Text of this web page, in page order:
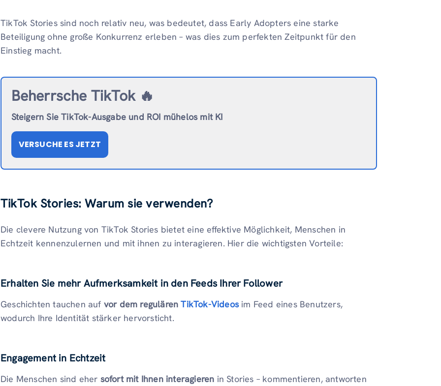
TikTok Stories sind noch relativ neu, was bedeutet, dass Early Adopters eine starke
Beteiligung ohne große Konkurrenz erleben – was dies zum perfekten Zeitpunkt für den
Einstieg macht.
Beherrsche TikTok 🔥
Steigern Sie TikTok-Ausgabe und ROI mühelos mit KI
VERSUCHE ES JETZT
TikTok Stories: Warum sie verwenden?
Die clevere Nutzung von TikTok Stories bietet eine effektive Möglichkeit, Menschen in
Echtzeit kennenzulernen und mit ihnen zu interagieren. Hier die wichtigsten Vorteile:
Erhalten Sie mehr Aufmerksamkeit in den Feeds Ihrer Follower
Geschichten tauchen auf vor dem regulärenTikTok-Videosim Feed eines Benutzers,
wodurch Ihre Identität stärker hervorsticht.
Engagement in Echtzeit
Die Menschen sind eher sofort mit Ihnen interagieren in Stories – kommentieren, antworten